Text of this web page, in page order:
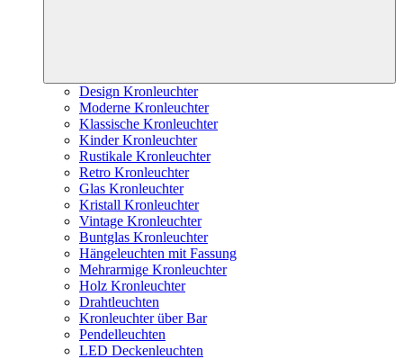
Design Kronleuchter
Moderne Kronleuchter
Klassische Kronleuchter
Kinder Kronleuchter
Rustikale Kronleuchter
Retro Kronleuchter
Glas Kronleuchter
Kristall Kronleuchter
Vintage Kronleuchter
Buntglas Kronleuchter
Hängeleuchten mit Fassung
Mehrarmige Kronleuchter
Holz Kronleuchter
Drahtleuchten
Kronleuchter über Bar
Pendelleuchten
LED Deckenleuchten